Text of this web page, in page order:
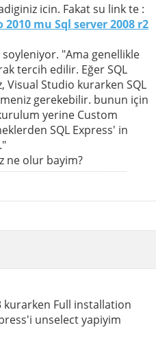
icin. Fakat su link te :
mu Sql server 2008 r2
"Ama genellikle
tercih edilir. Eğer SQL
Visual Studio kurarken SQL
gerekebilir. bunun için
yerine Custom
SQL Express' in
ne olur bayim?
kurarken Full installation
unselect yapiyim